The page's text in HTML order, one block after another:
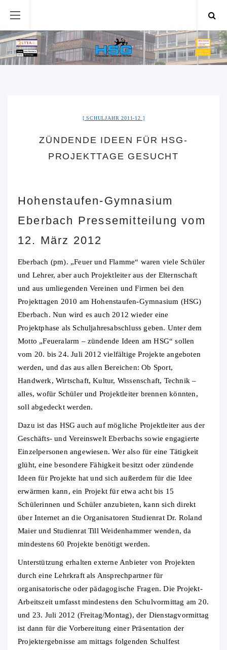
SCHULJAHR 2011-12
ZÜNDENDE IDEEN FÜR HSG-
PROJEKTTAGE GESUCHT
Hohenstaufen-Gymnasium
Eberbach Pressemitteilung vom
12. März 2012
Eberbach (pm). „Feuer und Flamme“ waren viele Schüler
und Lehrer, aber auch Projektleiter aus der Elternschaft
und aus umliegenden Vereinen und Firmen bei den
Projekttagen 2010 am Hohenstaufen-Gymnasium (HSG)
Eberbach. Nun wird es auch 2012 wieder eine
Projektphase als Schuljahresabschluss geben. Unter dem
Motto „Feueralarm – zündende Ideen am HSG“ sollen
vom 20. bis 24. Juli 2012 vielfältige Projekte angeboten
werden, und das aus allen Bereichen: Ob Sport,
Handwerk, Wirtschaft, Kultur, Wissenschaft, Technik –
alles, wofür Schüler und Projektleiter brennen könnten,
soll abgedeckt werden.
Dazu ist das HSG auch auf mögliche Projektleiter aus der
Geschäfts- und Vereinswelt Eberbachs sowie engagierte
Einzelpersonen angewiesen. Wer also für eine Tätigkeit
glüht, eine besondere Fähigkeit besitzt oder zündende
Ideen für Projekte hat und sich außerdem für die Idee
erwärmen kann, ein Projekt für etwa acht bis 15
Schülerinnen und Schüler anzubieten, kann sich direkt
über Internet an die Organisatoren Studienrat Dr. Roland
Maier und Studienrat Till Weidenhammer wenden, da
mindestens 60 Projekte benötigt werden.
Unterstützung erhalten externe Anbieter von Projekten
durch eine Lehrkraft als Ansprechpartner für
organisatorische oder pädagogische Fragen. Die Projekt-
Arbeitszeit umfasst mindestens den Schulvormittag am 20.
und 23. Juli 2012 (Freitag/Montag), der Dienstagvormittag
ist dann für die Vorbereitung einer Präsentation der
Projektergebnisse am mittags folgenden Schulfest